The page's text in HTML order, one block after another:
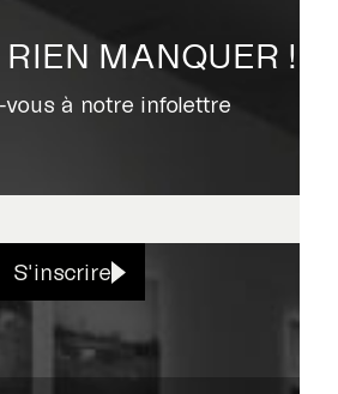
MANQUER !
vous à notre infolettre
S'inscrire